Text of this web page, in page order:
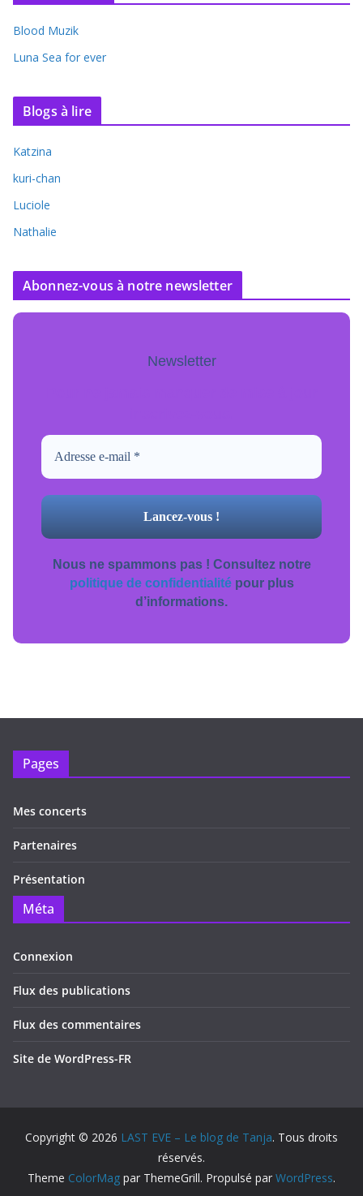
Blood Muzik
Luna Sea for ever
Blogs à lire
Katzina
kuri-chan
Luciole
Nathalie
Abonnez-vous à notre newsletter
Newsletter
Nous ne spammons pas ! Consultez notre
politique de confidentialitépour plus
d’informations.
Pages
Mes concerts
Partenaires
Présentation
Méta
Connexion
Flux des publications
Flux des commentaires
Site de WordPress-FR
Copyright © 2026 LAST EVE – Le blog de Tanja. Tous droits
réservés.
Theme ColorMag par ThemeGrill. Propulsé par WordPress.